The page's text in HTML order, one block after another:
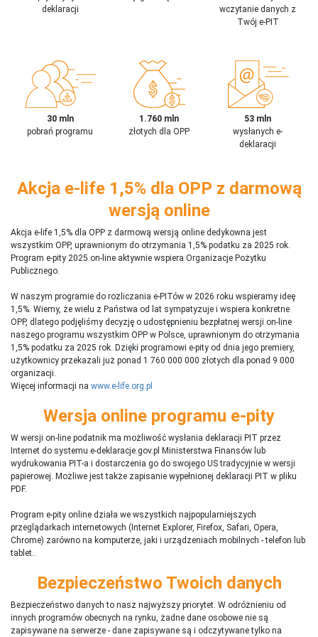
deklaracji
wczytanie danych z
Twój e-PIT
30 mln
pobrań programu
1.760 mln
złotych dla OPP
53 mln
wysłanych e-
deklaracji
Akcja e-life 1,5% dla OPP z darmową
wersją online
Akcja e-life 1,5% dla OPP z darmową wersją online dedykowna jest
wszystkim OPP, uprawnionym do otrzymania 1,5% podatku za 2025 rok.
Program e-pity 2025 on-line aktywnie wspiera Organizacje Pożytku
Publicznego.
W naszym programie do rozliczania e-PITów w 2026 roku wspieramy ideę
1,5%. Wiemy, że wielu z Państwa od lat sympatyzuje i wspiera konkretne
OPP, dlatego podjęliśmy decyzję o udostępnieniu bezpłatnej wersji on-line
naszego programu wszystkim OPP w Polsce, uprawnionym do otrzymania
1,5% podatku za 2025 rok. Dzięki programowi e-pity od dnia jego premiery,
użytkownicy przekazali już ponad 1 760 000 000 złotych dla ponad 9 000
organizacji.
Więcej informacji na www.e-life.org.pl
Wersja online programu e-pity
W wersji on-line podatnik ma możliwość wysłania deklaracji PIT przez
Internet do systemu e-deklaracje.gov.pl Ministerstwa Finansów lub
wydrukowania PIT-a i dostarczenia go do swojego US tradycyjnie w wersji
papierowej. Możliwe jest także zapisanie wypełnionej deklaracji PIT w pliku
PDF.
Program e-pity online działa we wszystkich najpopularniejszych
przeglądarkach internetowych (Internet Explorer, Firefox, Safari, Opera,
Chrome) zarówno na komputerze, jaki i urządzeniach mobilnych - telefon lub
tablet..
Bezpieczeństwo Twoich danych
Bezpieczeństwo danych to nasz najwyższy priorytet. W odróżnieniu od
innych programów obecnych na rynku, żadne dane osobowe nie są
zapisywane na serwerze - dane zapisywane są i odczytywane tylko na